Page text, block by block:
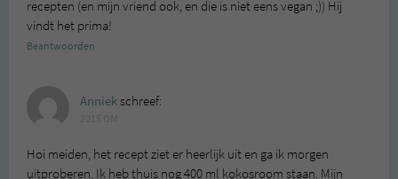
recepten (en mijn vriend ook, en die is niet eens vegan ;)) Hij
vindt het prima!
Beantwoorden
Anniekschreef:
Hoi meiden, het recept ziet er heerlijk uit en ga ik morgen
uitproberen. Ik heb thuis nog 400 ml kokosroom staan. Mijn